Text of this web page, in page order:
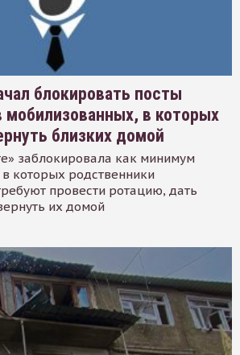
блокировать посты
мобилизованных, в которых
близких домой
заблокировала как минимум
в которых родственники
провести ротацию, дать
их домой